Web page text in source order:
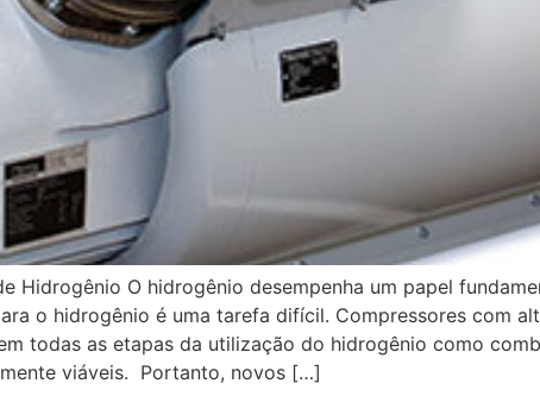
Hidrogênio O hidrogênio desempenha um papel
o hidrogênio é uma tarefa difícil. Compressores com
todas as etapas da utilização do hidrogênio como
viáveis. Portanto, novos […]